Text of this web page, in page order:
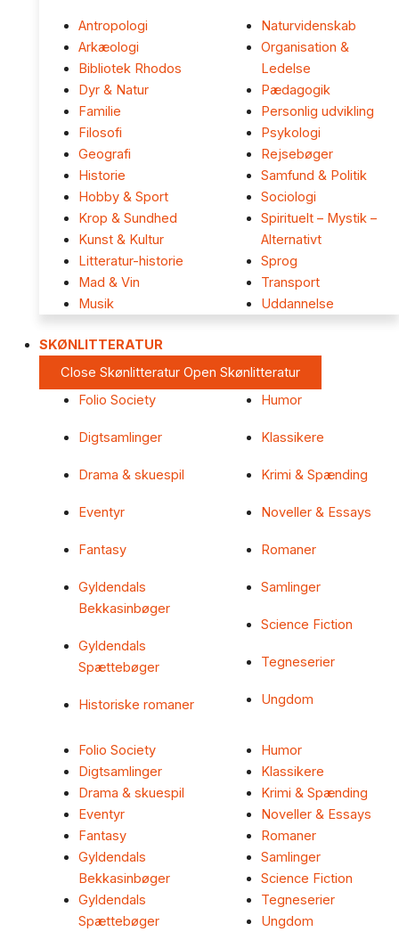
Antropologi
Arkæologi
Bibliotek Rhodos
Dyr & Natur
Familie
Filosofi
Geografi
Historie
Hobby & Sport
Krop & Sundhed
Kunst & Kultur
Litteratur-historie
Mad & Vin
Musik
Naturvidenskab
Organisation &
Ledelse
Pædagogik
Personlig udvikling
Psykologi
Rejsebøger
Samfund & Politik
Sociologi
Spirituelt – Mystik –
Alternativt
Sprog
Transport
Uddannelse
SKØNLITTERATUR
Close Skønlitteratur Open Skønlitteratur
Folio Society
Digtsamlinger
Drama & skuespil
Eventyr
Fantasy
Gyldendals
Bekkasinbøger
Gyldendals
Spættebøger
Historiske romaner
Humor
Klassikere
Krimi & Spænding
Noveller & Essays
Romaner
Samlinger
Science Fiction
Tegneserier
Ungdom
Folio Society
Digtsamlinger
Drama & skuespil
Eventyr
Fantasy
Gyldendals
Bekkasinbøger
Gyldendals
Spættebøger
Humor
Klassikere
Krimi & Spænding
Noveller & Essays
Romaner
Samlinger
Science Fiction
Tegneserier
Ungdom